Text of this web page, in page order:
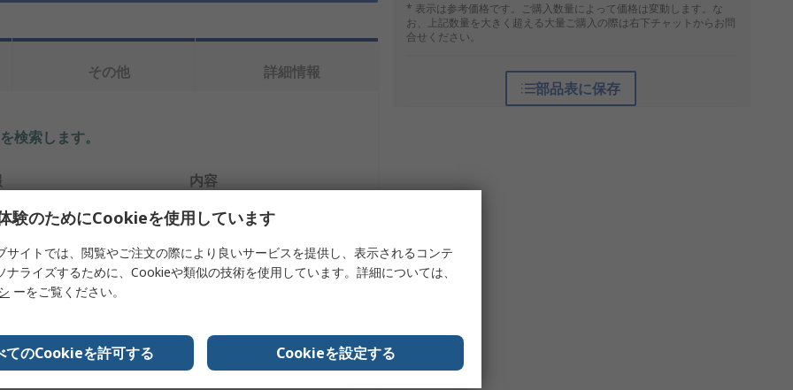
* 表示は参考価格です。ご購入数量によって価格は変動します。な
お、上記数量を大きく超える大量ご購入の際は右下チャットからお問
合せください。
部品表に保存
その他 詳細情報
検索します。
内容
MikronTec
タイプ スクライブ
ド先端
イプ ストレート
験のためにCookieを使用しています
サイトでは、閲覧やご注文の際により良いサービスを提供し、表示されるコンテ
ナライズするために、Cookieや類似の技術を使用しています。詳細については、
ーをご覧ください。
てのCookieを許可する Cookieを設定する